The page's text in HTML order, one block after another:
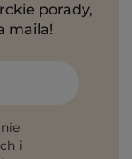
porady,
maila!
i